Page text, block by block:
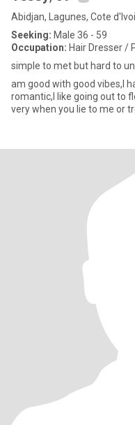
Abidjan, Lagunes, Cote
Seeking: Male 36 - 59
Occupation: Hair Dresser /
simple to met but hard to
am good with good vibes,I
romantic,I like going out to
very when you lie to me or